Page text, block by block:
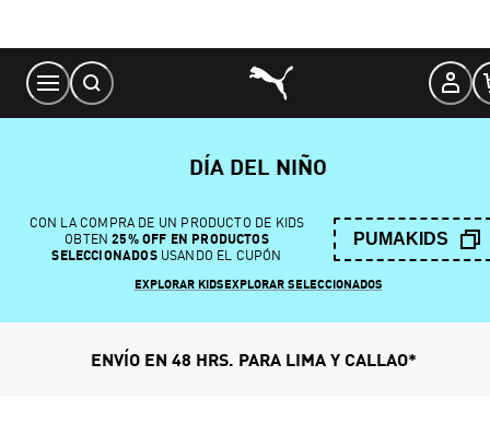
Content
DÍA DEL NIÑO
CON LA COMPRA DE UN PRODUCTO DE KIDS
OBTEN 25% OFF EN PRODUCTOS
SELECCIONADOSUSANDO EL CUPÓN
PUMAKIDS
EXPLORAR KIDSEXPLORAR SELECCIONADOS
ENVÍO EN 48 HRS. PARA LIMA Y CALLAO*